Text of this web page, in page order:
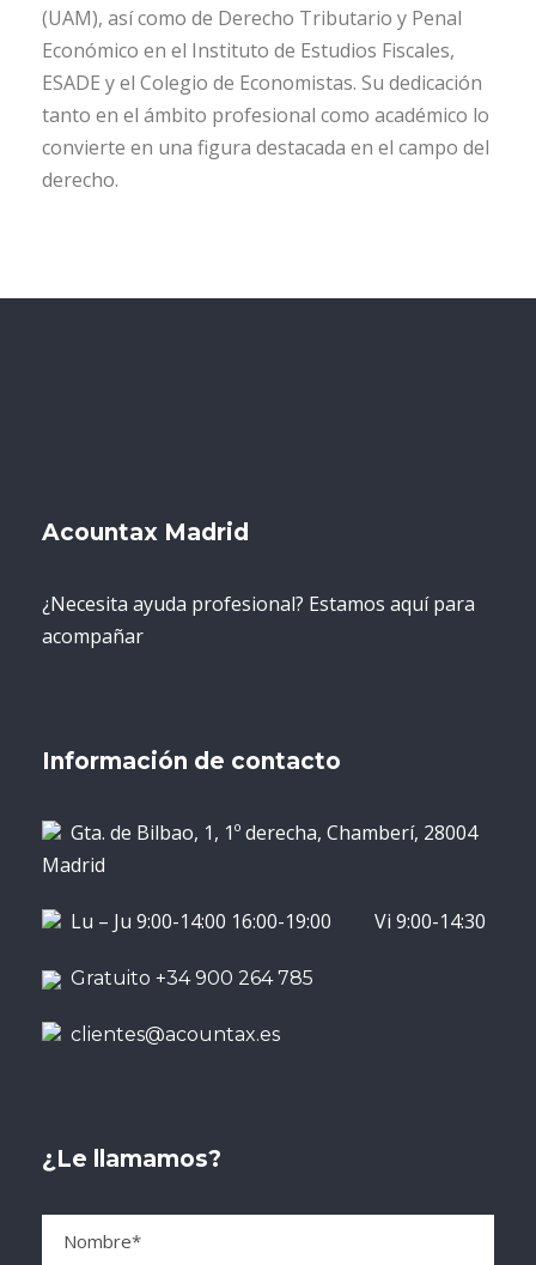
(UAM), así como de Derecho Tributario y Penal
Económico en el Instituto de Estudios Fiscales,
ESADE y el Colegio de Economistas. Su dedicación
tanto en el ámbito profesional como académico lo
convierte en una figura destacada en el campo del
derecho.
Acountax Madrid
¿Necesita ayuda profesional? Estamos aquí para
acompañar
Información de contacto
Gta. de Bilbao, 1, 1º derecha, Chamberí, 28004
Madrid
Lu – Ju 9:00-14:00 16:00-19:00 Vi 9:00-14:30
Gratuito +34 900 264 785
clientes@acountax.es
¿Le llamamos?